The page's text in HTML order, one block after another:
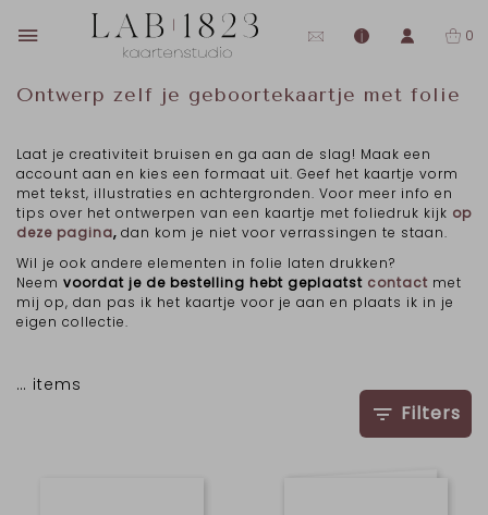
0
Ontwerp zelf je geboortekaartje met folie
Laat je creativiteit bruisen en ga aan de slag! Maak een
account aan en kies een formaat uit. Geef het kaartje vorm
met tekst, illustraties en achtergronden. Voor meer info en
tips over het ontwerpen van een kaartje met foliedruk kijk op
deze pagina, dan kom je niet voor verrassingen te staan.
Wil je ook andere elementen in folie laten drukken?
Neem voordat je de bestelling hebt geplaatst contact met
mij op, dan pas ik het kaartje voor je aan en plaats ik in je
eigen collectie.
… items
Filters